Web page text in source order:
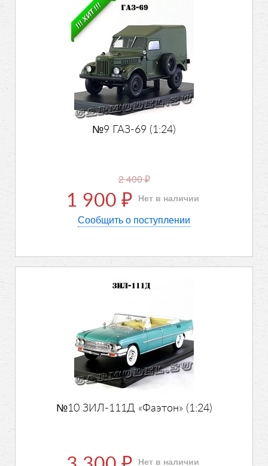
!!! ХИТ !!!
№9 ГАЗ-69 (1:24)
2 400₽
1 900 ₽ Нет в наличии
Сообщить о поступлении
№10 ЗИЛ-111Д «Фаэтон» (1:24)
Нет в наличии